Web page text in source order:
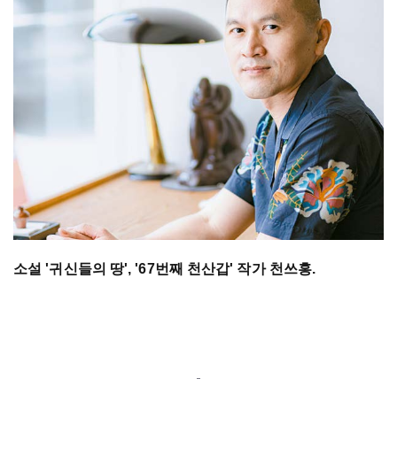
소설 '귀신들의 땅', '67번째 천산갑' 작가 천쓰홍.